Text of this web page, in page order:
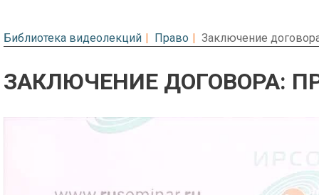
Библиотека видеолекций Право Заключение
ЗАКЛЮЧЕНИЕ ДОГОВОРА:
Предварительный просмотр.